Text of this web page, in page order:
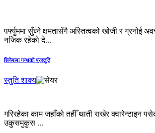
पर्फ्युममा सुँघ्ने क्षमतासँगै अस्तित्वको खोजी र ग्रनोई
नजिक रहेको दे...
सिनेमामा गन्धको प्रस्तुति
स्तुति शाक्य
गरिरहेका काम जहाँको तहीँ थाती राखेर क्वारेन्टाइन
उकुसमुकुस ...